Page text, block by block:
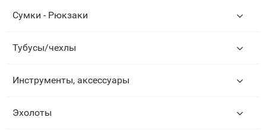
Сумки - Рюкзаки
Тубусы/чехлы
Инструменты, аксессуары
Эхолоты